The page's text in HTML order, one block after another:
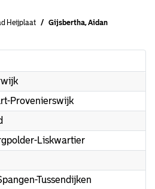
Heijplaat Gijsbertha, Aidan
Provenierswijk
Liskwartier
Tussendijken